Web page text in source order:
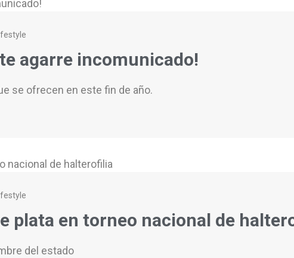
agarre incomunicado!
se ofrecen en este fin de año.
plata en torneo nacional de
del estado